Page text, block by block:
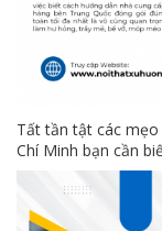
Tất tần tật các
Chí Minh bạn cần